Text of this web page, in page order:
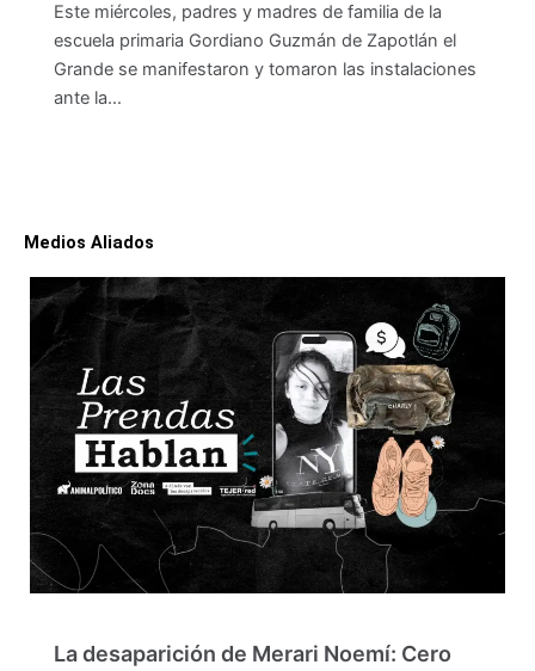
Este miércoles, padres y madres de familia de la
escuela primaria Gordiano Guzmán de Zapotlán el
Grande se manifestaron y tomaron las instalaciones
ante la…
Medios Aliados
La desaparición de Merari Noemí: Cero